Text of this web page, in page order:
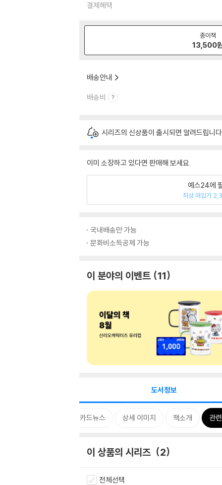
결제혜택
종이책
13,500
배송안내
배송비
시리즈의 신상품이 출시되면 알려드립니
이미 소장하고 있다면 판매해 보세요.
예스24에
최상 매입가
국내배송만 가능
문화비소득공제 가능
이 분야의 이벤트 11
도서정보
카드뉴스 상세 이미지 책소개 관
이 상품의 시리즈 2
전체선택